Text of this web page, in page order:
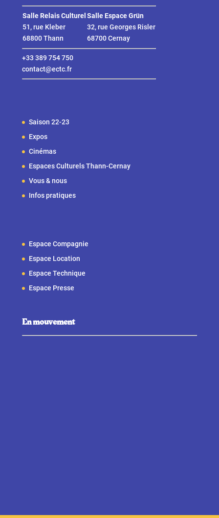
Salle Relais Culturel
51, rue Kleber
68800 Thann
Salle Espace Grün
32, rue Georges Risler
68700 Cernay
+33 389 754 750
contact@ectc.fr
Saison 22-23
Expos
Cinémas
Espaces Culturels Thann-Cernay
Vous & nous
Infos pratiques
Espace Compagnie
Espace Location
Espace Technique
Espace Presse
En mouvement